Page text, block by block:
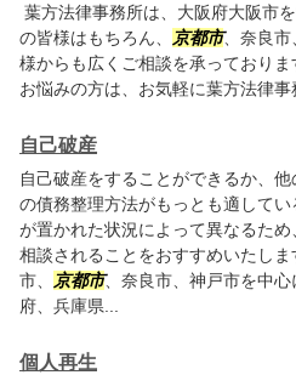
葉方法律事務所は、大阪府大阪市
の皆様はもちろん、
京都市、奈良市
様からも広くご相談を承っており
お悩みの方は、お気軽に葉方法律事
自己破産
自己破産をすることができるか、
の債務整理方法がもっとも適して
が置かれた状況によって異なるた
相談されることをおすすめいたし
市、
京都市、奈良市、神戸市を中
府、兵庫県...
個人再生